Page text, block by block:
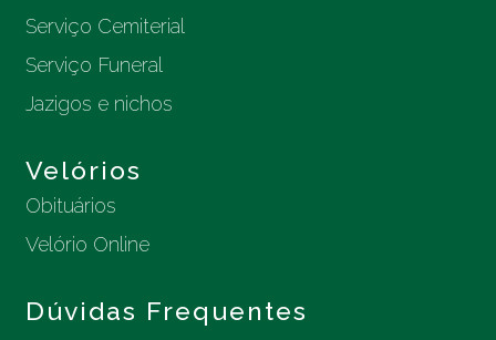
Serviço Cemiterial
Serviço Funeral
Jazigos e nichos
Velórios
Obituários
Velório Online
Dúvidas Frequentes